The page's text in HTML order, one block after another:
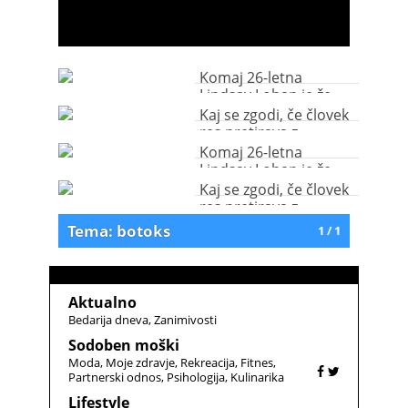
Komaj 26-letna
Lindsay Lohan je že
čisto zabuhla od
botoksa
Kaj se zgodi, če človek
res pretirava z
botoksom?
Komaj 26-letna
Lindsay Lohan je že
čisto zabuhla od
botoksa
Kaj se zgodi, če človek
res pretirava z
1 / 1
Tema: botoks
Aktualno
Bedarija dneva Zanimivosti
Sodoben moški
Moda Moje zdravje Rekreacija Fitnes
Partnerski odnos Psihologija Kulinarika
Lifestyle